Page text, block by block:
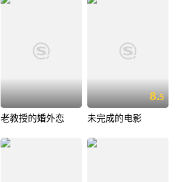
老教授的婚外恋
8.5
未完成的电影